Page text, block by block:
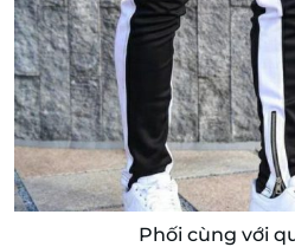
Phối cùng với